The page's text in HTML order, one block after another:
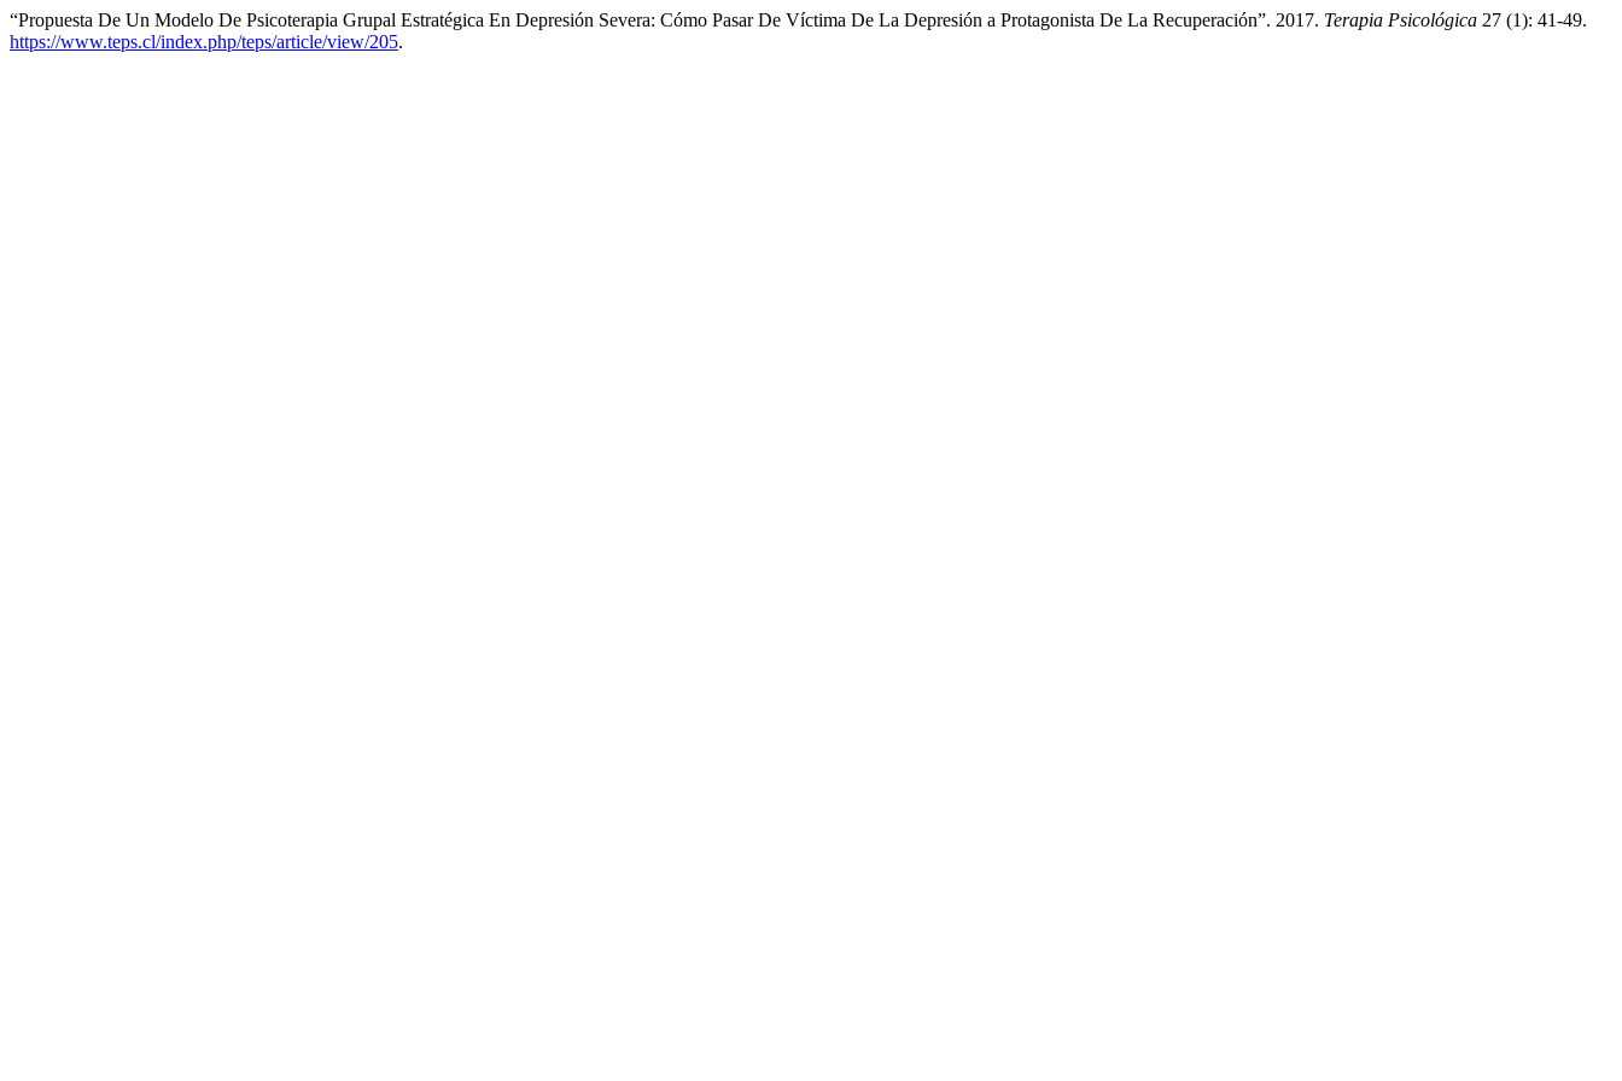
“Propuesta De Un Modelo De Psicoterapia Grupal Estratégica En Depresión Severa: Cómo Pasar De Víctima De La Depresión a Protagonista De La Recuperación”. 2017. Terapia Psicológica 27 (1): 41-49.
https://www.teps.cl/index.php/teps/article/view/205.